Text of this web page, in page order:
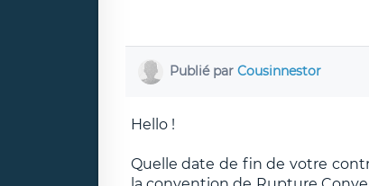
Publié par Cousinnestor
Hello !
Quelle date de fin de votre